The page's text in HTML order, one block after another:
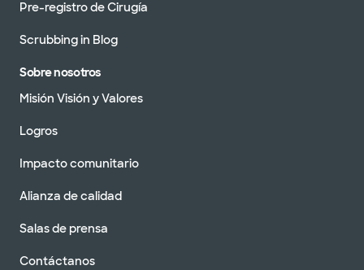
Pre-registro de Cirugía
Scrubbing in Blog
Sobre nosotros
Misión Visión y Valores
Logros
Impacto comunitario
Alianza de calidad
Salas de prensa
Contáctanos